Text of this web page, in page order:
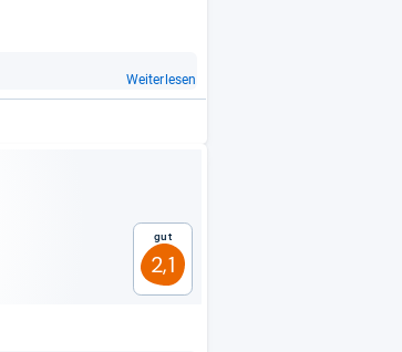
Weiterlesen
Gut
2,1